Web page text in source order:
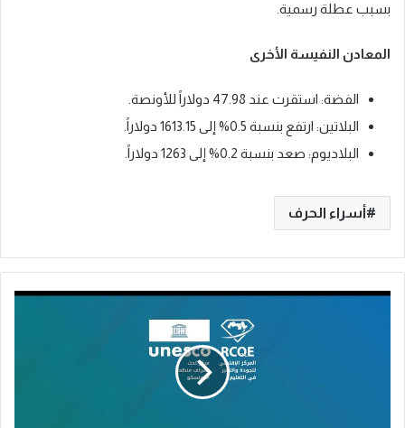
بسبب عطلة رسمية.
المعادن النفيسة الأخرى
الفضة: استقرت عند 47.98 دولاراً للأونصة.
البلاتين: ارتفع بنسبة 0.5% إلى 1613.15 دولاراً.
البلاديوم: صعد بنسبة 0.2% إلى 1263 دولاراً.
أسراء الحرف
خ